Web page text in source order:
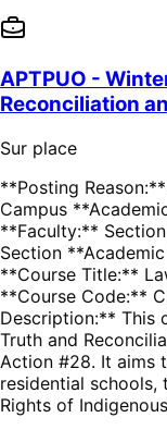
APTPUO -
Reconciliation
Sur place
**Posting
Campus
**Faculty:**
Section
**Course Title:**
**Course Code:**
Description:** This
Truth and
Action #28. It aims
residential schools,
Rights of